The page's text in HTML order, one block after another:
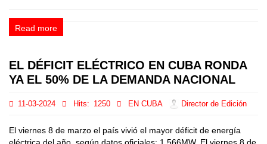
Read more
EL DÉFICIT ELÉCTRICO EN CUBA RONDA
YA EL 50% DE LA DEMANDA NACIONAL
11-03-2024 Hits: 1250 EN CUBA Director de Edición
El viernes 8 de marzo el país vivió el mayor déficit de energía